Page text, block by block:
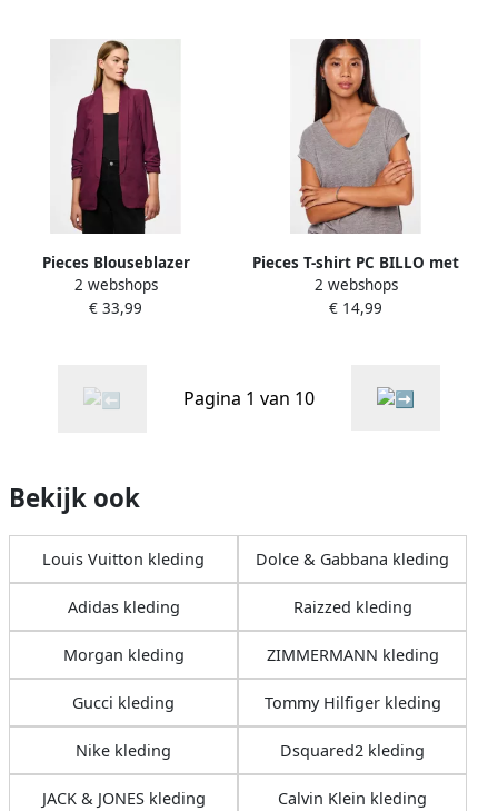
Pieces Blouseblazer
PCBOSELLA 3 4 BLAZER
NOOS met plooidetail op de
2 webshops
€ 33,99
Pieces T-shirt PC BILLO met
glinsterstrepen
2 webshops
€ 14,99
Pagina 1 van 10
Bekijk ook
Louis Vuitton kleding Dolce & Gabbana kleding
Adidas kleding Raizzed kleding
Morgan kleding ZIMMERMANN kleding
Gucci kleding Tommy Hilfiger kleding
Nike kleding Dsquared2 kleding
JACK & JONES kleding Calvin Klein kleding